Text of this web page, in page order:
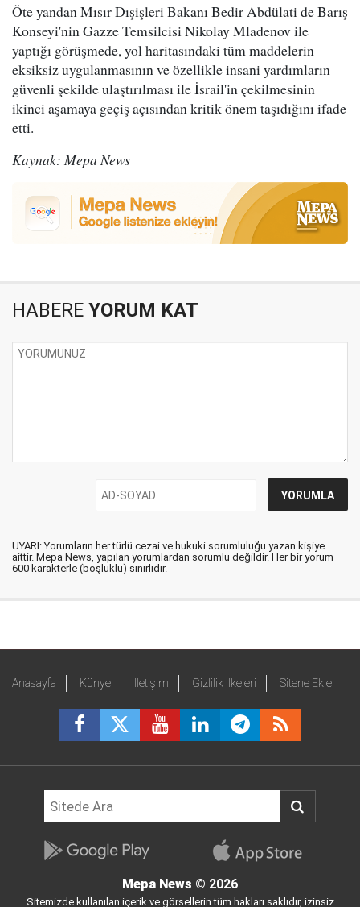
Öte yandan Mısır Dışişleri Bakanı Bedir Abdülati de Barış
Konseyi'nin Gazze Temsilcisi Nikolay Mladenov ile
yaptığı görüşmede, yol haritasındaki tüm maddelerin
eksiksiz uygulanmasının ve özellikle insani yardımların
güvenli şekilde ulaştırılması ile İsrail'in çekilmesinin
ikinci aşamaya geçiş açısından kritik önem taşıdığını ifade
etti.
Kaynak: Mepa News
HABERE YORUM KAT
UYARI: Yorumların her türlü cezai ve hukuki sorumluluğu yazan kişiye
aittir. Mepa News, yapılan yorumlardan sorumlu değildir. Her bir yorum
600 karakterle (boşluklu) sınırlıdır.
Anasayfa Künye İletişim Gizlilik İlkeleri Sitene Ekle
Mepa News © 2026
Sitemizde kullanılan içerik ve görsellerin tüm hakları saklıdır, izinsiz